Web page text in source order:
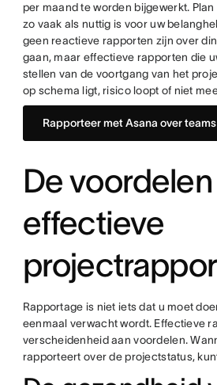
per maand te worden bijgewerkt.
zo vaak als nuttig is voor uw
geen reactieve rapporten zijn over
gaan, maar effectieve rapporten die
stellen van de voortgang van het
op schema ligt, risico loopt of niet
Rapporteer met Asana over
De
effectieve
Rapportage is niet iets dat u moet
eenmaal verwacht wordt. Effectieve
verscheidenheid aan voordelen.
rapporteert over de projectstatus,